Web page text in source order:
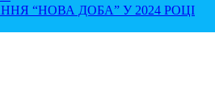
“НОВА ДОБА” У 2024 РОЦІ